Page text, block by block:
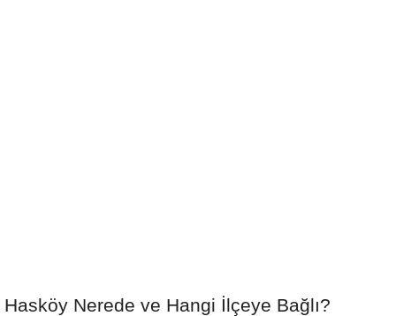
Hasköy Nerede ve Hangi İlçeye Bağlı?